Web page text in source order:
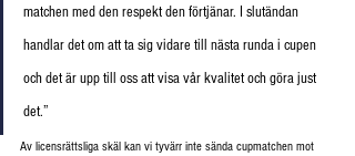
matchen med den respekt den förtjänar. I slutändan
handlar det om att ta sig vidare till nästa runda i cupen
och det är upp till oss att visa vår kvalitet och göra just
det.”
Av licensrättsliga skäl kan vi tyvärr inte sända cupmatchen mot